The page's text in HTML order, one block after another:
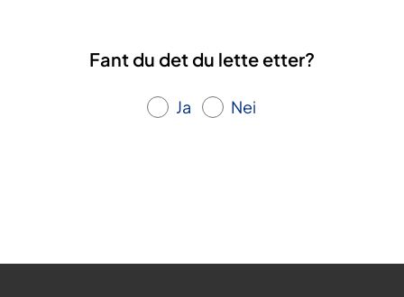
Fant du det du lette etter?
Ja Nei